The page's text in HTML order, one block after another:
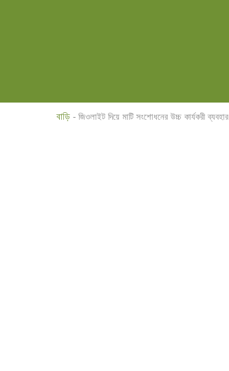
বাড়ি - জিওলাইট দিয়ে মাটি সংশোধনের উচ্চ কার্যকরী ব্যবহার